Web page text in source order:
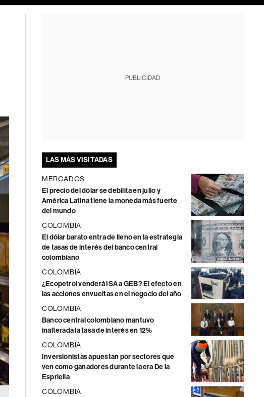
PUBLICIDAD
LAS MÁS VISITADAS
MERCADOS
El precio del dólar se debilita en julio y
América Latina tiene la moneda más fuerte
del mundo
COLOMBIA
El dólar barato entra de lleno en la estrategia
de tasas de interés del banco central
colombiano
COLOMBIA
¿Ecopetrol venderá ISA a GEB? El efecto en
las acciones envueltas en el negocio del año
COLOMBIA
Banco central colombiano mantuvo
inalterada la tasa de interés en 12%
COLOMBIA
Inversionistas apuestan por sectores que
ven como ganadores durante la era De la
Espriella
COLOMBIA